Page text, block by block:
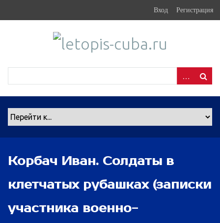
Вход Регистрация
Корбач Иван. Солдаты в
клетчатых рубашках (записки
участника военно-